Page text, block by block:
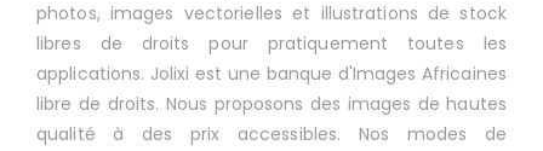
photos, images vectorielles et illustrations de stock
libres de droits pour pratiquement toutes les
applications. Jolixi est une banque d'Images Africaines
libre de droits. Nous proposons des images de hautes
qualité à des prix accessibles. Nos modes de